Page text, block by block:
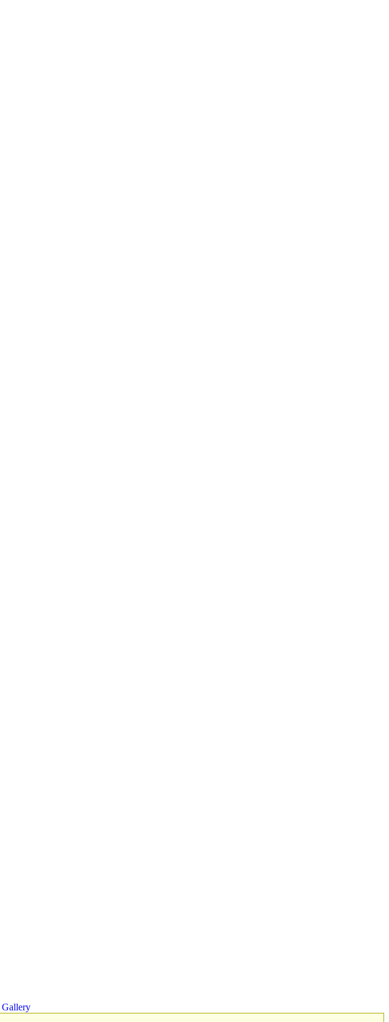
Gallery